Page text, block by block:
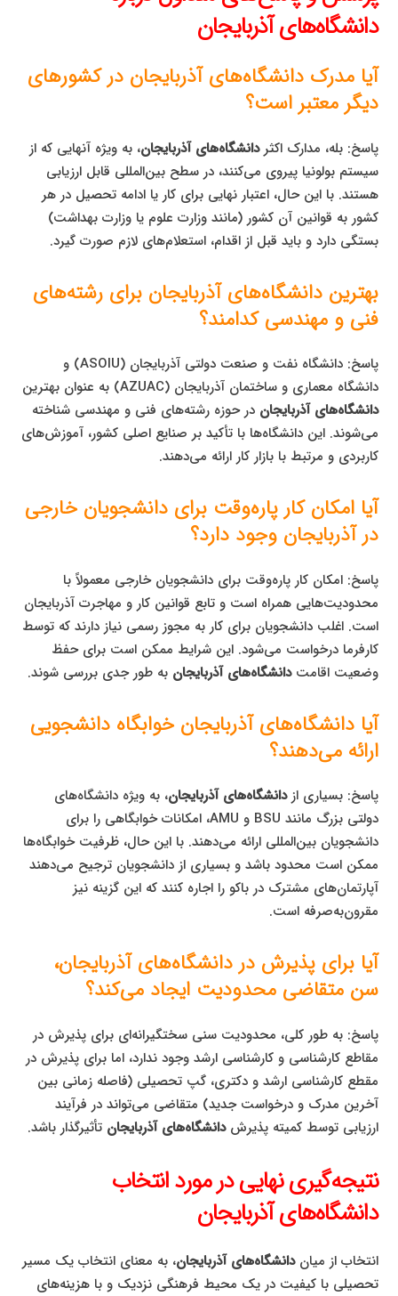
دانشگاه‌های آذربایجان
آیا مدرک دانشگاه‌های آذربایجان در کشورهای
دیگر معتبر است؟
پاسخ: بله، مدارک اکثردانشگاه‌های آذربایجان، به ویژه آنهایی که از
سیستم بولونیا پیروی می‌کنند، در سطح بین‌المللی قابل ارزیابی
هستند. با این حال، اعتبار نهایی برای کار یا ادامه تحصیل در هر
کشور به قوانین آن کشور (مانند وزارت علوم یا وزارت بهداشت)
بستگی دارد و باید قبل از اقدام، استعلام‌های لازم صورت گیرد.
بهترین دانشگاه‌های آذربایجان برای رشته‌های
فنی و مهندسی کدامند؟
پاسخ: دانشگاه نفت و صنعت دولتی آذربایجان (ASOIU) و
دانشگاه معماری و ساختمان آذربایجان (AZUAC) به عنوان بهترین
دانشگاه‌های آذربایجان در حوزه رشته‌های فنی و مهندسی شناخته
می‌شوند. این دانشگاه‌ها با تأکید بر صنایع اصلی کشور، آموزش‌های
کاربردی و مرتبط با بازار کار ارائه می‌دهند.
آیا امکان کار پاره‌وقت برای دانشجویان خارجی
در آذربایجان وجود دارد؟
پاسخ: امکان کار پاره‌وقت برای دانشجویان خارجی معمولاً با
محدودیت‌هایی همراه است و تابع قوانین کار و مهاجرت آذربایجان
است. اغلب دانشجویان برای کار به مجوز رسمی نیاز دارند که توسط
کارفرما درخواست می‌شود. این شرایط ممکن است برای حفظ
وضعیت اقامتدانشگاه‌های آذربایجان به طور جدی بررسی شوند.
آیا دانشگاه‌های آذربایجان خوابگاه دانشجویی
ارائه می‌دهند؟
پاسخ: بسیاری ازدانشگاه‌های آذربایجان، به ویژه دانشگاه‌های
دولتی بزرگ مانند BSU و AMU، امکانات خوابگاهی را برای
دانشجویان بین‌المللی ارائه می‌دهند. با این حال، ظرفیت خوابگاه‌ها
ممکن است محدود باشد و بسیاری از دانشجویان ترجیح می‌دهند
آپارتمان‌های مشترک در باکو را اجاره کنند که این گزینه نیز
مقرون‌به‌صرفه است.
آیا برای پذیرش در دانشگاه‌های آذربایجان،
سن متقاضی محدودیت ایجاد می‌کند؟
پاسخ: به طور کلی، محدودیت سنی سختگیرانه‌ای برای پذیرش در
مقاطع کارشناسی و کارشناسی ارشد وجود ندارد، اما برای پذیرش در
مقطع کارشناسی ارشد و دکتری، گپ تحصیلی (فاصله زمانی بین
آخرین مدرک و درخواست جدید) متقاضی می‌تواند در فرآیند
ارزیابی توسط کمیته پذیرشدانشگاه‌های آذربایجان تأثیرگذار باشد.
نتیجه‌گیری نهایی در مورد انتخاب
دانشگاه‌های آذربایجان
انتخاب از میاندانشگاه‌های آذربایجان، به معنای انتخاب یک مسیر
تحصیلی با کیفیت در یک محیط فرهنگی نزدیک و با هزینه‌های